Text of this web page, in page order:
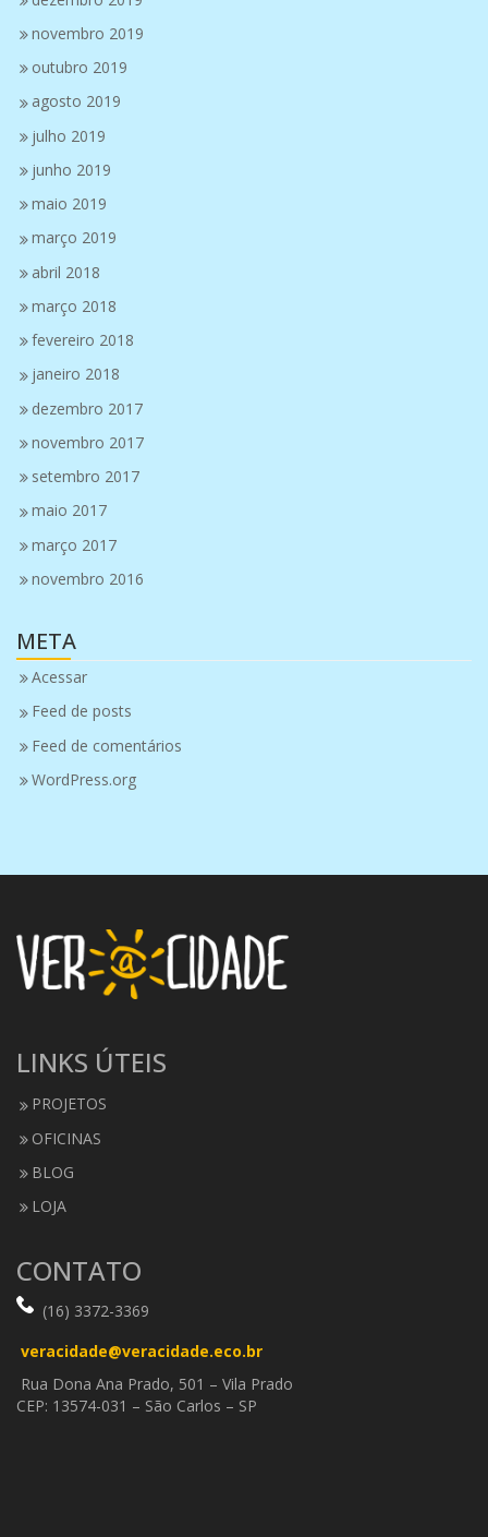
novembro 2019
outubro 2019
agosto 2019
julho 2019
junho 2019
maio 2019
março 2019
abril 2018
março 2018
fevereiro 2018
janeiro 2018
dezembro 2017
novembro 2017
setembro 2017
maio 2017
março 2017
novembro 2016
META
Acessar
Feed de posts
Feed de comentários
WordPress.org
LINKS ÚTEIS
PROJETOS
OFICINAS
BLOG
LOJA
CONTATO
(16) 3372-3369
veracidade@veracidade.eco.br
Rua Dona Ana Prado, 501 – Vila Prado
CEP: 13574-031 – São Carlos – SP